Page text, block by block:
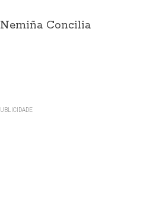
Nemiña Concilia